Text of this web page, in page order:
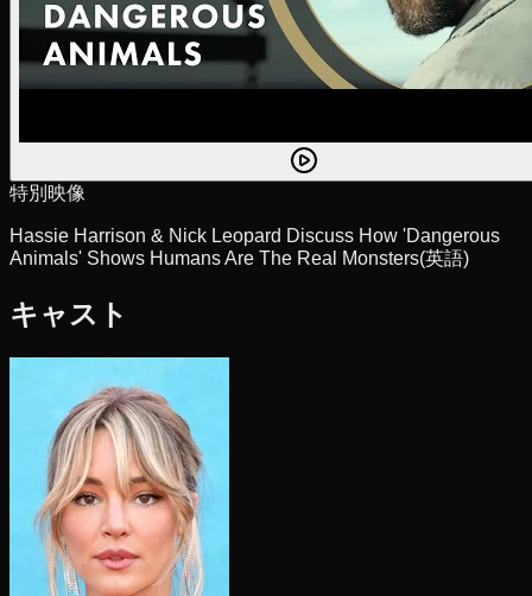
特別映像
Hassie Harrison & Nick Leopard Discuss How 'Dangerous
Animals' Shows Humans Are The Real Monsters(英語)
キャスト